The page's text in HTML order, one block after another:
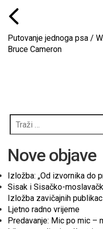
Putovanje jednoga psa / W.
Bruce Cameron
Nove objave
Izložba: „Od izvornika do
Sisak i Sisačko-
Izložba zavičajnih
Ljetno radno vrijeme
Predavanje: Mic po mic –